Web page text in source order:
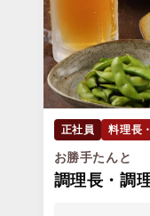
正社員 料理長
お勝手たんと
調理長・調